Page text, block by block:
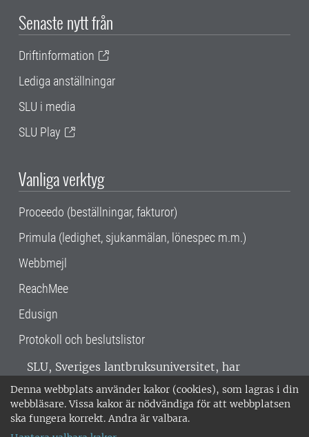
Denna webbplats använder kakor (cookies), som lagras i din
webbläsare. Vissa kakor är nödvändiga för att webbplatsen
ska fungera korrekt. Andra är valbara.
Senaste nytt från
Driftinformation
Lediga anställningar
SLU i media
SLU Play
Vanliga verktyg
Proceedo (beställningar, fakturor)
Primula (ledighet, sjukanmälan, lönespec m.m.)
Webbmejl
ReachMee
Edusign
Protokoll och beslutslistor
SLU, Sveriges lantbruksuniversitet, har
verksamhet över hela Sverige. Huvudorter är
Alnarp, Uppsala och Umeå.SLU är
miljöcertifierat enligt ISO 14001. •
018-67 10 00 • Org nr: 202100-2817 •